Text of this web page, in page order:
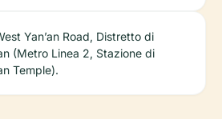
Yan’an Road, Distretto di
(Metro Linea 2, Stazione di
Temple).